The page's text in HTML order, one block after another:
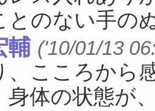
とのない手の
輔 ('10/01/13
、こころから
身体の状態が